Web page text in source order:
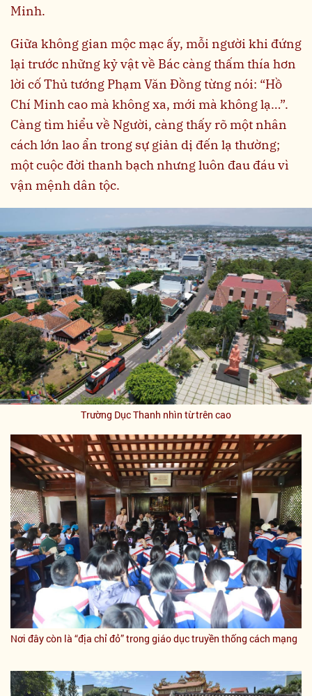
Minh.
Giữa không gian mộc mạc ấy, mỗi người khi đứng
lại trước những kỷ vật về Bác càng thấm thía hơn
lời cố Thủ tướng Phạm Văn Đồng từng nói: “Hồ
Chí Minh cao mà không xa, mới mà không lạ…”.
Càng tìm hiểu về Người, càng thấy rõ một nhân
cách lớn lao ẩn trong sự giản dị đến lạ thường;
một cuộc đời thanh bạch nhưng luôn đau đáu vì
vận mệnh dân tộc.
Trường Dục Thanh nhìn từ trên cao
Nơi đây còn là “địa chỉ đỏ” trong giáo dục truyền thống cách mạng